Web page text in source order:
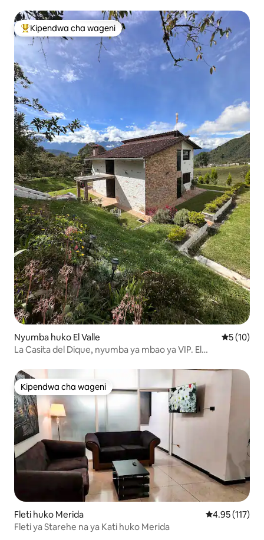
Kipendwa maarufu cha wageni
Kipendwa cha wageni
Nyumba huko El Valle Ukadiriaji
5 (10)
La Casita del Dique, nyumba ya mbao ya VIP. El
Kipendwa cha wageni
Kipendwa cha wageni
Fleti huko Merida Ukadiriaji wa
4.95 (117)
Fleti ya Starehe na ya Kati huko Merida